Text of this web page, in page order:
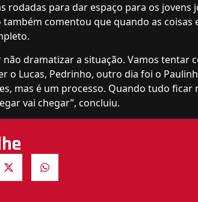
rodadas para dar espaço para os
comentou que quando as
não dramatizar a situação. Vamos tentar
o Lucas, Pedrinho, outro dia foi o
mas é um processo. Quando tudo
vai chegar”, concluiu.